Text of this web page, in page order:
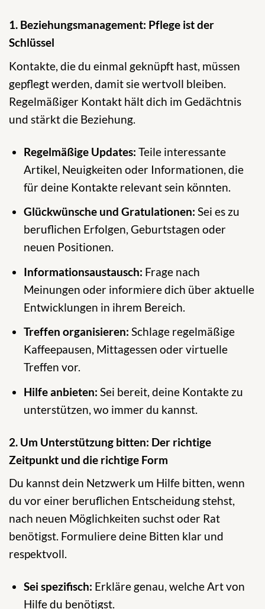
1. Beziehungsmanagement: Pflege ist der
Schlüssel
Kontakte, die du einmal geknüpft hast, müssen
gepflegt werden, damit sie wertvoll bleiben.
Regelmäßiger Kontakt hält dich im Gedächtnis
und stärkt die Beziehung.
Regelmäßige Updates: Teile interessante
Artikel, Neuigkeiten oder Informationen, die
für deine Kontakte relevant sein könnten.
Glückwünsche und Gratulationen: Sei es zu
beruflichen Erfolgen, Geburtstagen oder
neuen Positionen.
Informationsaustausch: Frage nach
Meinungen oder informiere dich über aktuelle
Entwicklungen in ihrem Bereich.
Treffen organisieren: Schlage regelmäßige
Kaffeepausen, Mittagessen oder virtuelle
Treffen vor.
Hilfe anbieten: Sei bereit, deine Kontakte zu
unterstützen, wo immer du kannst.
2. Um Unterstützung bitten: Der richtige
Zeitpunkt und die richtige Form
Du kannst dein Netzwerk um Hilfe bitten, wenn
du vor einer beruflichen Entscheidung stehst,
nach neuen Möglichkeiten suchst oder Rat
benötigst. Formuliere deine Bitten klar und
respektvoll.
Sei spezifisch: Erkläre genau, welche Art von
Hilfe du benötigst.